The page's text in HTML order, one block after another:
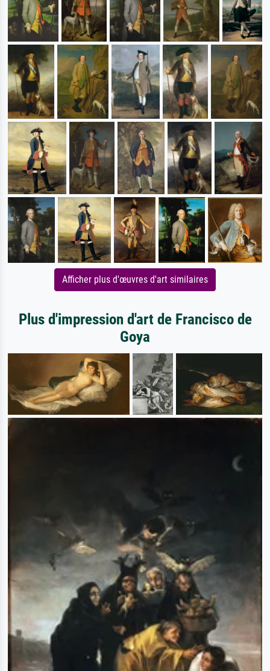
Afficher plus d'œuvres d'art similaires
Plus d'impression d'art de Francisco de
Goya